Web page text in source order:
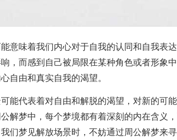
意味着我们内心对于自我的认同和自我表
，而感到自己被局限在某种角色或者形象
自由和真实自我的渴望。
能代表着对自由和解脱的渴望，对新的可
解梦中，每个梦境都有着深刻的内在含义
们梦见解放场景时，不妨通过周公解梦来